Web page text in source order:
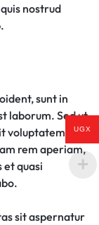
nostrud
sunt in
laborum. Sed ut
voluptatem
rem aperiam,
et quasi
sit aspernatur
UGX